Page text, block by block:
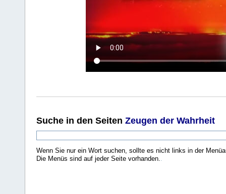
Suche in den Seiten Zeugen der Wahrheit
Wenn Sie nur ein Wort suchen, sollte es nicht links in der
Die Menüs sind auf jeder Seite vorhanden..